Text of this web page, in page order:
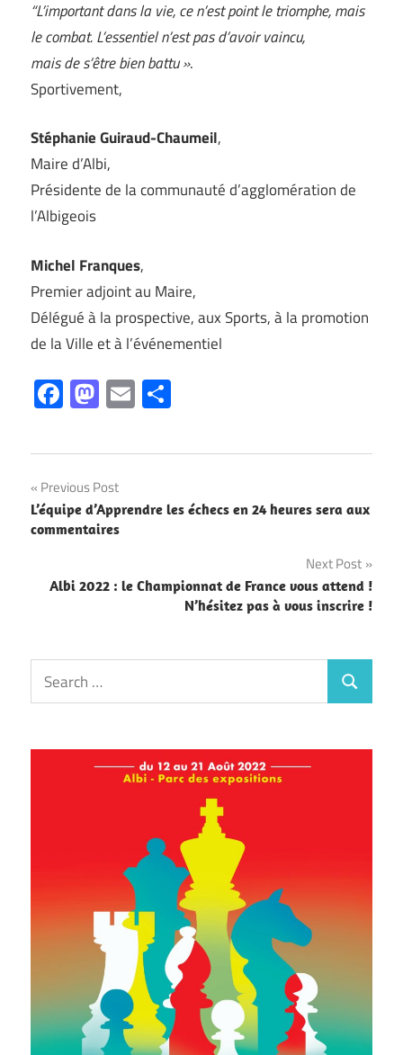
“L’important dans la vie, ce n’est point le triomphe, mais
le combat. L’essentiel n’est pas d’avoir vaincu,
mais de s’être bien battu ».
Sportivement,
Stéphanie Guiraud-Chaumeil,
Maire d’Albi,
Présidente de la communauté d’agglomération de
l’Albigeois
Michel Franques,
Premier adjoint au Maire,
Délégué à la prospective, aux Sports, à la promotion
de la Ville et à l’événementiel
Facebook
Mastodon
Email
Navigation
de
Previous Post
L’équipe d’Apprendre les échecs en 24 heures sera aux
commentaires
Next Post
Albi 2022 : le Championnat de France vous attend !
N’hésitez pas à vous inscrire !
Search
for:
Search